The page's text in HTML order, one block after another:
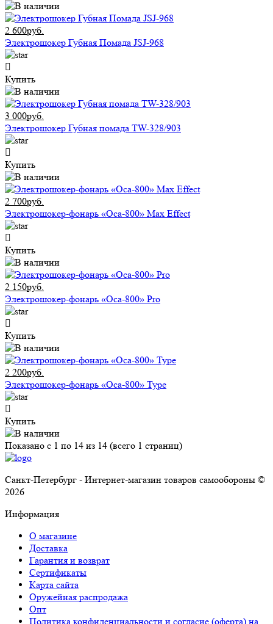
2 600руб.
Электрошокер Губная Помада JSJ-968
Купить
3 000руб.
Электрошокер Губная помада TW-328/903
Купить
2 700руб.
Электрошокер-фонарь «Оса-800» Max Effect
Купить
2 150руб.
Электрошокер-фонарь «Оса-800» Pro
Купить
2 200руб.
Электрошокер-фонарь «Оса-800» Type
Купить
Показано с 1 по 14 из 14 (всего 1 страниц)
Санкт-Петербург - Интернет-магазин товаров самообороны ©
2026
Информация
О магазине
Доставка
Гарантия и возврат
Сертификаты
Карта сайта
Оружейная распродажа
Опт
Политика конфиденциальности и согласие (оферта) на